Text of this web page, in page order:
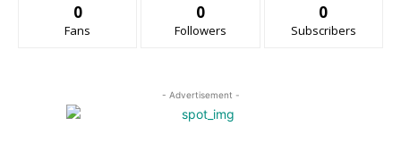
0
Fans
0
Followers
0
Subscribers
- Advertisement -